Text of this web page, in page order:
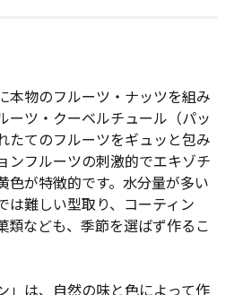
本物のフルーツ・ナッツを組み
ーツ・クーベルチュール（パッ
たてのフルーツをギュッと包み
ンフルーツの刺激的でエキゾチ
色が特徴的です。水分量が多い
は難しい型取り、コーティン
類なども、季節を選ばず作るこ
」は、自然の味と色によって作